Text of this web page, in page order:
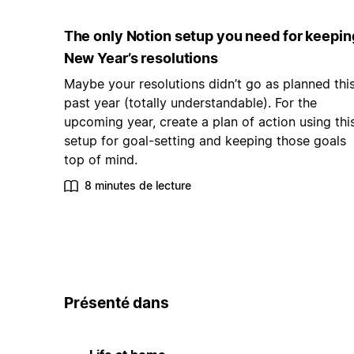
The only Notion setup you need for
New Year’s resolutions
Maybe your resolutions didn’t go as planned
past year (totally understandable). For the
upcoming year, create a plan of action using
setup for goal-setting and keeping those goals
top of mind.
8 minutes de lecture
Présenté dans